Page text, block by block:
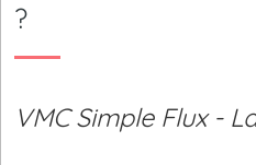
?
VMC Simple Flux -